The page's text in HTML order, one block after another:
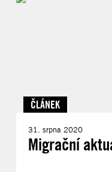
ČLÁNEK
31. srpna 2020
Migrační